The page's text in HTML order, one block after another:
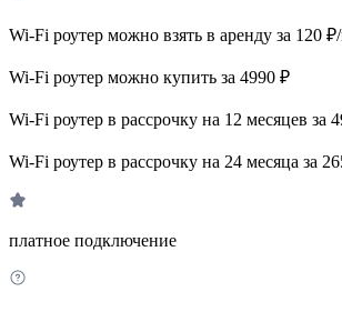
Wi-Fi роутер можно взять в аренду за 120
Wi-Fi роутер можно купить за 4990 ₽
Wi-Fi роутер в рассрочку на 12 месяцев за
Wi-Fi роутер в рассрочку на 24 месяца за
платное подключение